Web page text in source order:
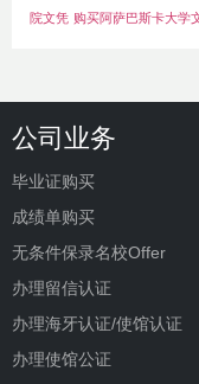
院文凭 购买阿萨巴斯卡大学
公司业务
毕业证购买
成绩单购买
无条件保录名校Offer
办理留信认证
办理海牙认证/使馆认证
办理使馆公证